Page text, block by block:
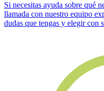
Si necesitas ayuda sobre qué
llamada con nuestro equipo
dudas que tengas y elegir con